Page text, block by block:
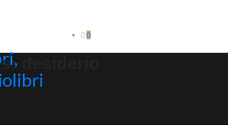
0